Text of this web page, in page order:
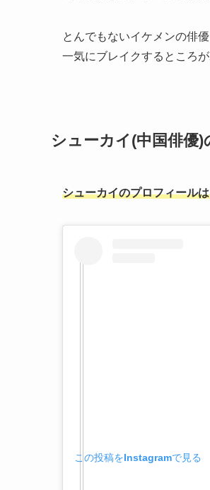
とんでもないイケメンの俳
一気にブレイクするところ
シューカイ(中国俳優
シューカイのプロフィール
この投稿をInstagramで見る